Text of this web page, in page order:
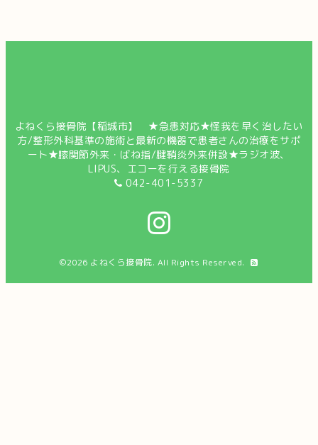
よねくら接骨院【稲城市】 ★急患対応★怪我を早く治したい
方/整形外科基準の施術と最新の機器で患者さんの治療をサポ
ート★膝関節外来・ばね指/腱鞘炎外来併設★ラジオ波、
LIPUS、エコーを行える接骨院
042-401-5337
©2026 よねくら接骨院. All Rights Reserved.